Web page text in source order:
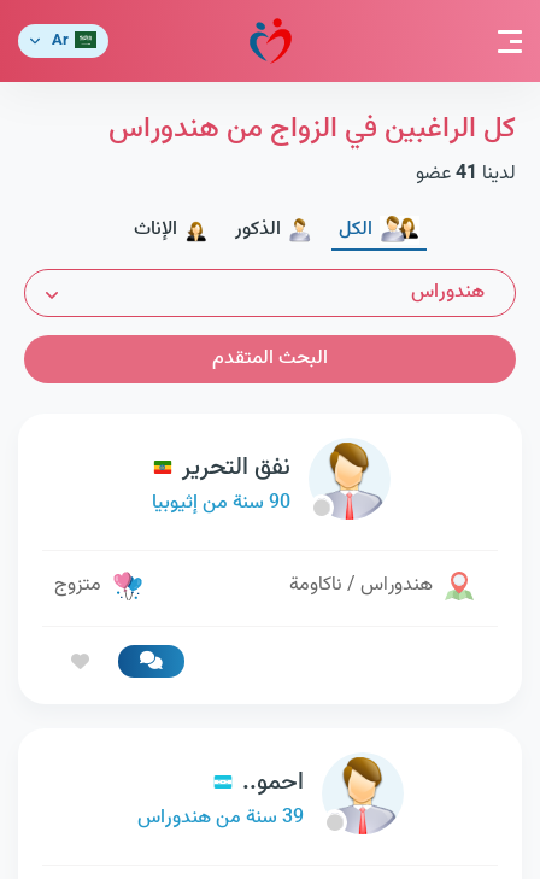
Ar
كل الراغبين في الزواج من هندوراس
لدينا 41عضو
الكل
الذكور الإناث
هندوراس
البحث المتقدم
نفق التحرير
90 سنة من إثيوبيا
هندوراس / ناكاومة متزوج
احمو..
39 سنة من هندوراس